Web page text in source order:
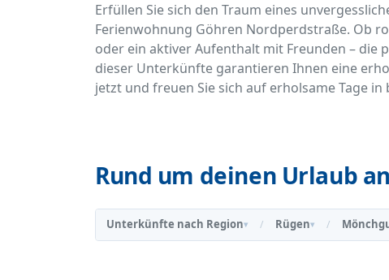
Erfüllen Sie sich den Traum eines
Ferienwohnung Göhren Nordperdstraße. Ob
oder ein aktiver Aufenthalt mit Freunden – die
dieser Unterkünfte garantieren Ihnen eine
jetzt und freuen Sie sich auf erholsame Tage in
Rund um deinen Urlaub
Unterkünfte nach Region▾ / Rügen▾ /